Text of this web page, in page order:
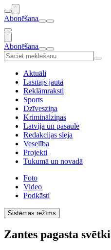
Abonēšana
Abonēšana
Aktuāli
Lasītājs jautā
Reklāmraksti
Sports
Dzīvesziņa
Kriminālziņas
Latvija un pasaulē
Redakcijas sleja
Veselība
Projekti
Tukumā un novadā
Foto
Video
Podkāsti
Sistēmas režīms
Zantes pagasta